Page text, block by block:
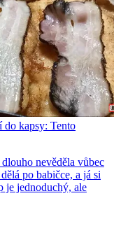
kapsy: Tento
nevěděla vůbec
po babičce, a já si
je jednoduchý, ale